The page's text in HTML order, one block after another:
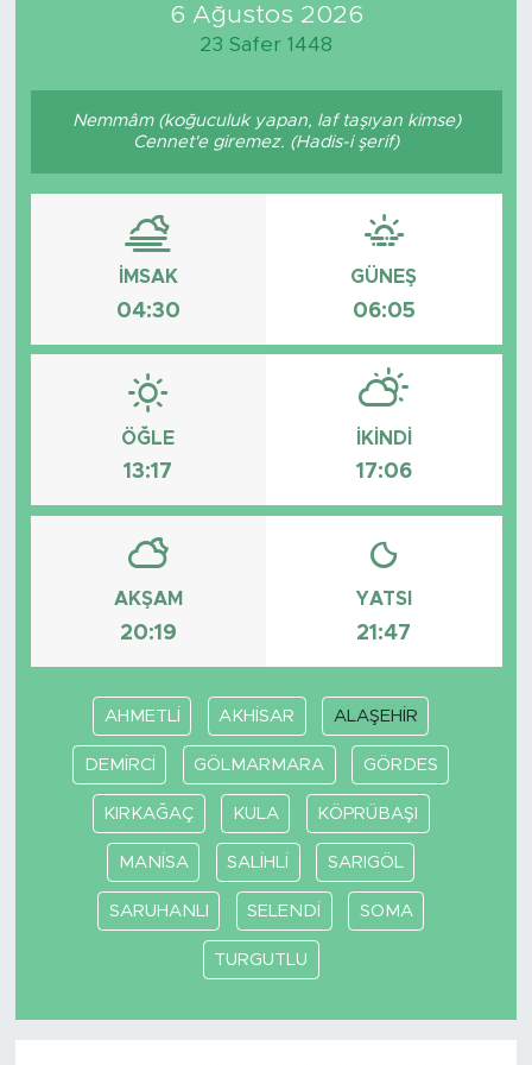
6 Ağustos 2026
23 Safer 1448
Nemmâm (koğuculuk yapan, laf taşıyan kimse)
Cennet'e giremez. (Hadis-i şerif)
İMSAK
04:30
GÜNEŞ
06:05
ÖĞLE
13:17
İKINDI
17:06
AKŞAM
20:19
YATSI
21:47
AHMETLİ AKHİSAR ALAŞEHİR
DEMİRCİ GÖLMARMARA GÖRDES
KIRKAĞAÇ KULA KÖPRÜBAŞI
MANİSA SALİHLİ SARIGÖL
SARUHANLI SELENDİ SOMA
TURGUTLU